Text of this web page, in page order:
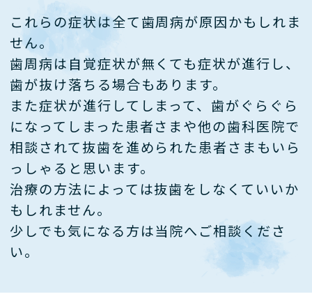
これらの症状は全て歯周病が原因かもしれま
せん。
歯周病は自覚症状が無くても症状が進行し、
歯が抜け落ちる場合もあります。
また症状が進行してしまって、歯がぐらぐら
になってしまった患者さまや他の歯科医院で
相談されて抜歯を進められた患者さまもいら
っしゃると思います。
治療の方法によっては抜歯をしなくていいか
もしれません。
少しでも気になる方は当院へご相談くださ
い。